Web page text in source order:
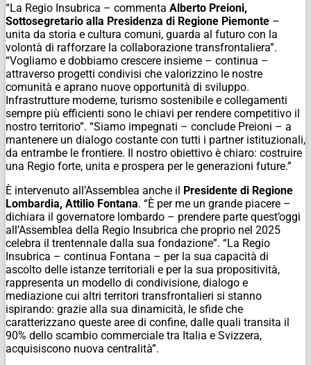
“La Regio Insubrica – commenta Alberto Preioni,
Sottosegretario alla Presidenza di Regione Piemonte –
unita da storia e cultura comuni, guarda al futuro con la
volontà di rafforzare la collaborazione transfrontaliera”.
“Vogliamo e dobbiamo crescere insieme – continua –
attraverso progetti condivisi che valorizzino le nostre
comunità e aprano nuove opportunità di sviluppo.
Infrastrutture moderne, turismo sostenibile e collegamenti
sempre più efficienti sono le chiavi per rendere competitivo il
nostro territorio”. “Siamo impegnati – conclude Preioni – a
mantenere un dialogo costante con tutti i partner istituzionali,
da entrambe le frontiere. Il nostro obiettivo è chiaro: costruire
una Regio forte, unita e prospera per le generazioni future.”
È intervenuto all’Assemblea anche il Presidente di Regione
Lombardia, Attilio Fontana. “È per me un grande piacere –
dichiara il governatore lombardo – prendere parte quest’oggi
all’Assemblea della Regio Insubrica che proprio nel 2025
celebra il trentennale dalla sua fondazione”. “La Regio
Insubrica – continua Fontana – per la sua capacità di
ascolto delle istanze territoriali e per la sua propositività,
rappresenta un modello di condivisione, dialogo e
mediazione cui altri territori transfrontalieri si stanno
ispirando: grazie alla sua dinamicità, le sfide che
caratterizzano queste aree di confine, dalle quali transita il
90% dello scambio commerciale tra Italia e Svizzera,
acquisiscono nuova centralità”.